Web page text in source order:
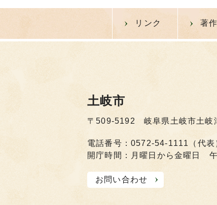
リンク 著
土岐市
〒509-5192 岐阜県土岐市土岐
電話番号：0572-54-1111（代表
開庁時間：月曜日から金曜日
お問い合わせ